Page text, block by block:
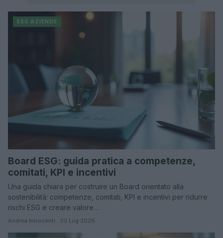
ESG AZIENDE
Board ESG: guida pratica a competenze,
comitati, KPI e incentivi
Una guida chiara per costruire un Board orientato alla
sostenibilità: competenze, comitati, KPI e incentivi per ridurre
rischi ESG e creare valore…
Andrea Innocenti · 20 Lug 2026